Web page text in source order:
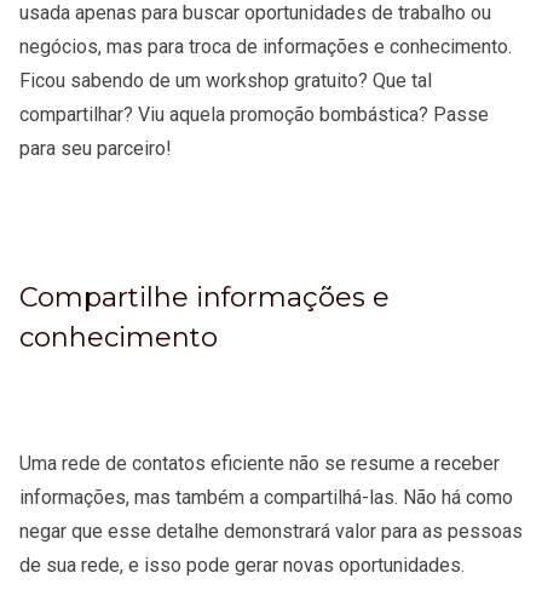
usada apenas para buscar oportunidades de trabalho ou
negócios, mas para troca de informações e conhecimento.
Ficou sabendo de um workshop gratuito? Que tal
compartilhar? Viu aquela promoção bombástica? Passe
para seu parceiro!
Compartilhe informações e
conhecimento
Uma rede de contatos eficiente não se resume a receber
informações, mas também a compartilhá-las. Não há como
negar que esse detalhe demonstrará valor para as pessoas
de sua rede, e isso pode gerar novas oportunidades.